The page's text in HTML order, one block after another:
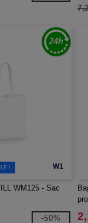
W1
!
WM125 - Sac
-50%